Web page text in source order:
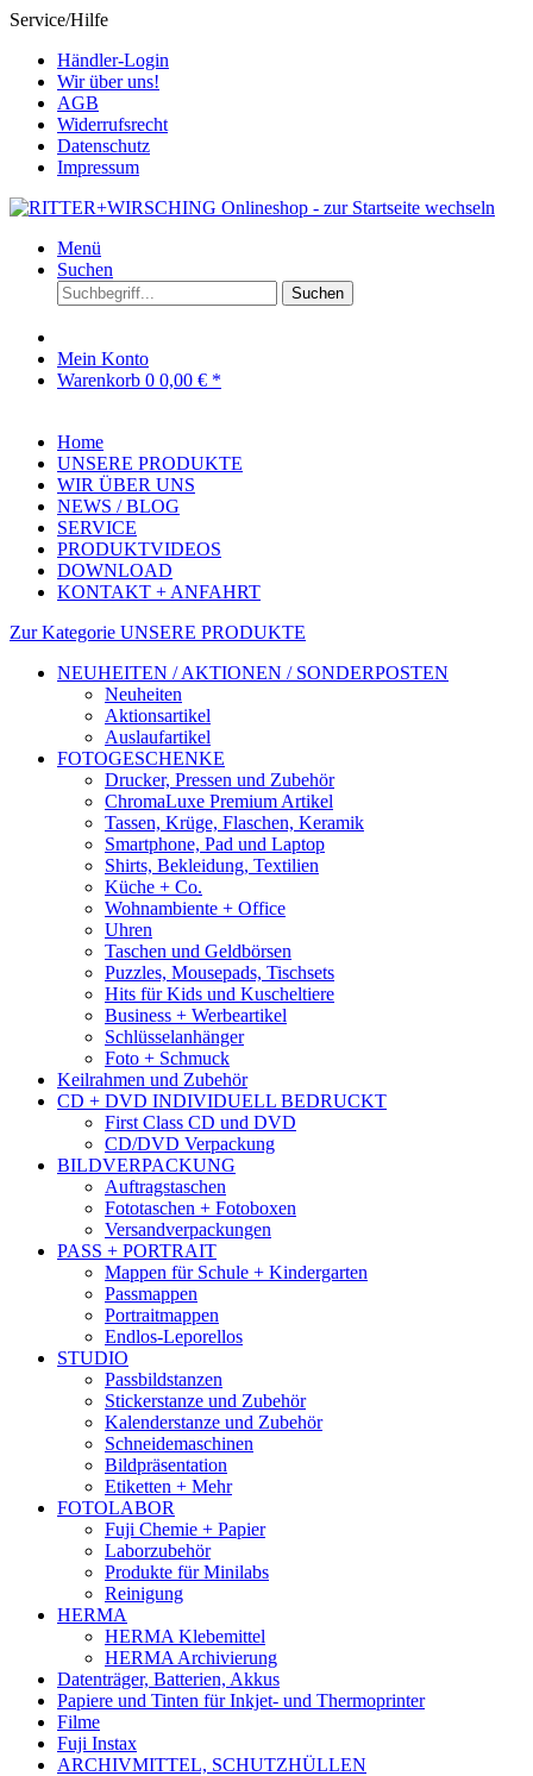
Service/Hilfe
Händler-Login
Wir über uns!
AGB
Widerrufsrecht
Datenschutz
Impressum
Menü
Suchen
Suchen
Mein Konto
Warenkorb 0 0,00 € *
Home
UNSERE PRODUKTE
WIR ÜBER UNS
NEWS / BLOG
SERVICE
PRODUKTVIDEOS
DOWNLOAD
KONTAKT + ANFAHRT
Zur Kategorie UNSERE PRODUKTE
NEUHEITEN / AKTIONEN / SONDERPOSTEN
Neuheiten
Aktionsartikel
Auslaufartikel
FOTOGESCHENKE
Drucker, Pressen und Zubehör
ChromaLuxe Premium Artikel
Tassen, Krüge, Flaschen, Keramik
Smartphone, Pad und Laptop
Shirts, Bekleidung, Textilien
Küche + Co.
Wohnambiente + Office
Uhren
Taschen und Geldbörsen
Puzzles, Mousepads, Tischsets
Hits für Kids und Kuscheltiere
Business + Werbeartikel
Schlüsselanhänger
Foto + Schmuck
Keilrahmen und Zubehör
CD + DVD INDIVIDUELL BEDRUCKT
First Class CD und DVD
CD/DVD Verpackung
BILDVERPACKUNG
Auftragstaschen
Fototaschen + Fotoboxen
Versandverpackungen
PASS + PORTRAIT
Mappen für Schule + Kindergarten
Passmappen
Portraitmappen
Endlos-Leporellos
STUDIO
Passbildstanzen
Stickerstanze und Zubehör
Kalenderstanze und Zubehör
Schneidemaschinen
Bildpräsentation
Etiketten + Mehr
FOTOLABOR
Fuji Chemie + Papier
Laborzubehör
Produkte für Minilabs
Reinigung
HERMA
HERMA Klebemittel
HERMA Archivierung
Datenträger, Batterien, Akkus
Papiere und Tinten für Inkjet- und Thermoprinter
Filme
Fuji Instax
ARCHIVMITTEL, SCHUTZHÜLLEN